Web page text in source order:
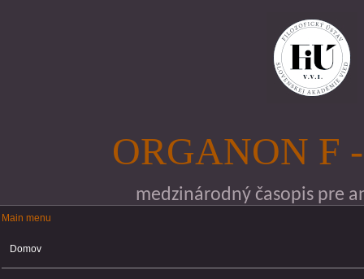
ORGANON F
medzinárodný časopis pre
Main menu
Main menu
Domov